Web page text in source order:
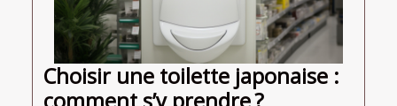
Choisir une toilette japonaise :